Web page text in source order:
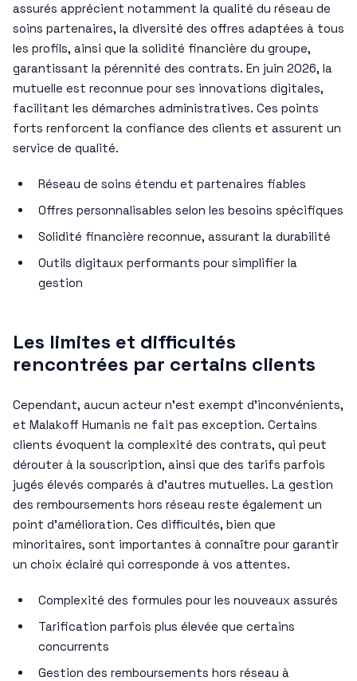
assurés apprécient notamment la qualité du réseau de
soins partenaires, la diversité des offres adaptées à tous
les profils, ainsi que la solidité financière du groupe,
garantissant la pérennité des contrats. En juin 2026, la
mutuelle est reconnue pour ses innovations digitales,
facilitant les démarches administratives. Ces points
forts renforcent la confiance des clients et assurent un
service de qualité.
Réseau de soins étendu et partenaires fiables
Offres personnalisables selon les besoins spécifiques
Solidité financière reconnue, assurant la durabilité
Outils digitaux performants pour simplifier la
gestion
Les limites et difficultés
rencontrées par certains clients
Cependant, aucun acteur n’est exempt d’inconvénients,
et Malakoff Humanis ne fait pas exception. Certains
clients évoquent la complexité des contrats, qui peut
dérouter à la souscription, ainsi que des tarifs parfois
jugés élevés comparés à d’autres mutuelles. La gestion
des remboursements hors réseau reste également un
point d’amélioration. Ces difficultés, bien que
minoritaires, sont importantes à connaître pour garantir
un choix éclairé qui corresponde à vos attentes.
Complexité des formules pour les nouveaux assurés
Tarification parfois plus élevée que certains
concurrents
Gestion des remboursements hors réseau à